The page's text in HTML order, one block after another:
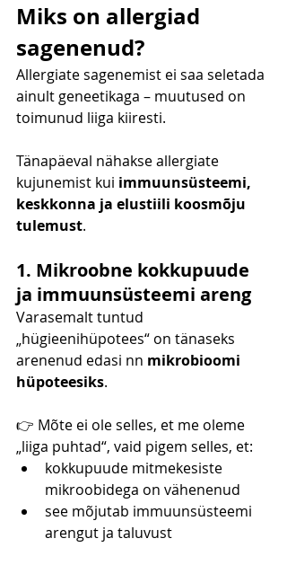
Miks on allergiad
sagenenud?
Allergiate sagenemist ei saa seletada
ainult geneetikaga – muutused on
toimunud liiga kiiresti.
Tänapäeval nähakse allergiate
kujunemist kui immuunsüsteemi,
keskkonna ja elustiili koosmõju
tulemust.
1. Mikroobne kokkupuude
ja immuunsüsteemi areng
Varasemalt tuntud
„hügieenihüpotees“ on tänaseks
arenenud edasi nn mikrobioomi
hüpoteesiks.
👉 Mõte ei ole selles, et me oleme
„liiga puhtad“, vaid pigem selles, et:
kokkupuude mitmekesiste
mikroobidega on vähenenud
see mõjutab immuunsüsteemi
arengut ja taluvust